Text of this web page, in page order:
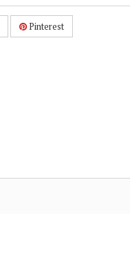
Pinterest